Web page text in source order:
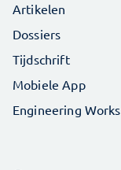
Artikelen
Dossiers
Tijdschrift
Mobiele App
Engineering Works